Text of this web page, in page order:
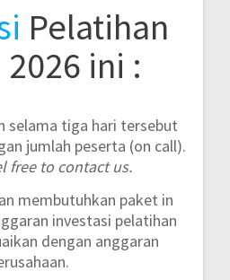
Pelatihan
ini :
selama tiga hari tersebut
jumlah peserta (on call).
free to contact us.
membutuhkan paket in
investasi pelatihan
dengan anggaran